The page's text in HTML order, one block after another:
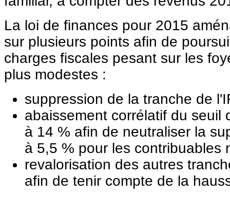
La loi de finances pour 2015
sur plusieurs points afin de
charges fiscales pesant sur les
plus modestes :
suppression de la tranche de
abaissement corrélatif du seuil
à 14 % afin de neutraliser la
à 5,5 % pour les contribuables
revalorisation des autres
afin de tenir compte de la